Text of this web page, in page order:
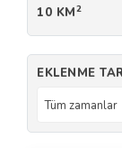
10 KM2
EKLENME
Tüm zamanlar